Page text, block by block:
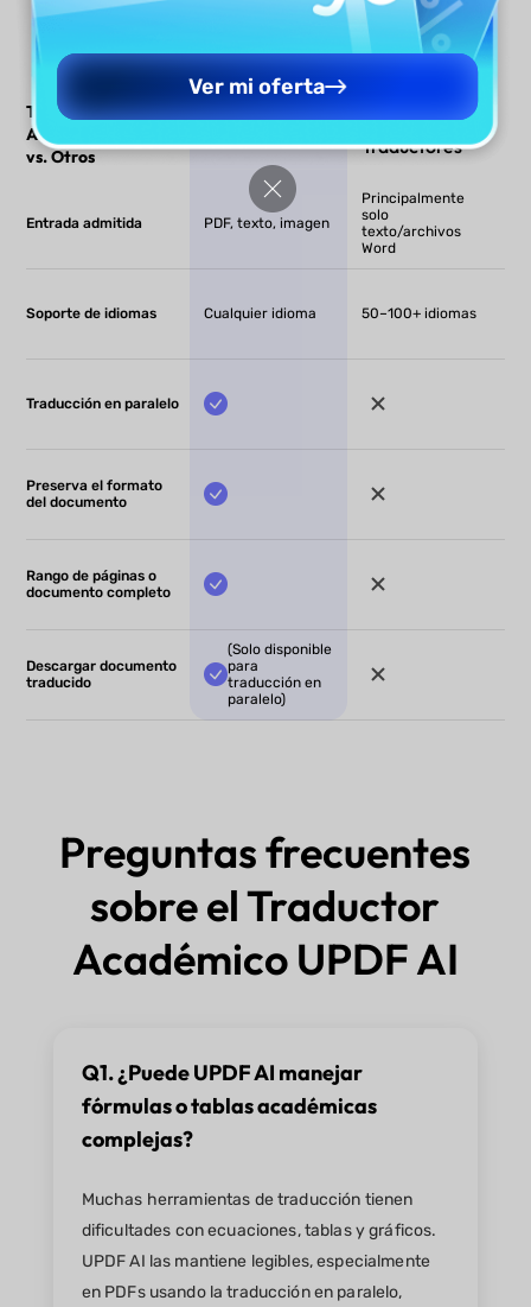
Traductor
Académico UPDF AI
vs. Otros
UPDF AI
Otros
Traductores
Entrada admitida PDF, texto, imagen
Principalmente
solo
texto/archivos
Word
Soporte de idiomas Cualquier idioma 50–100+ idiomas
Traducción en paralelo
Preserva el formato
del documento
Rango de páginas o
documento completo
Descargar documento
traducido
(Solo disponible
para
traducción en
paralelo)
Preguntas frecuentes
sobre el Traductor
Académico UPDF AI
Q1. ¿Puede UPDF AI manejar
fórmulas o tablas académicas
complejas?
Muchas herramientas de traducción tienen
dificultades con ecuaciones, tablas y gráficos.
UPDF AI las mantiene legibles, especialmente
en PDFs usando la traducción en paralelo,
Ver mi oferta